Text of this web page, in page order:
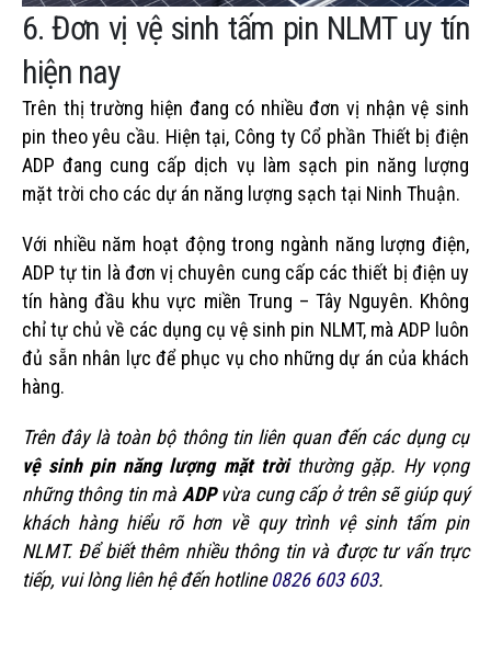
6. Đơn vị vệ sinh tấm pin NLMT uy tín
hiện nay
Trên thị trường hiện đang có nhiều đơn vị nhận vệ sinh
pin theo yêu cầu. Hiện tại, Công ty Cổ phần Thiết bị điện
ADP đang cung cấp dịch vụ làm sạch pin năng lượng
mặt trời cho các dự án năng lượng sạch tại Ninh Thuận.
Với nhiều năm hoạt động trong ngành năng lượng điện,
ADP tự tin là đơn vị chuyên cung cấp các thiết bị điện uy
tín hàng đầu khu vực miền Trung – Tây Nguyên. Không
chỉ tự chủ về các dụng cụ vệ sinh pin NLMT, mà ADP luôn
đủ sẵn nhân lực để phục vụ cho những dự án của khách
hàng.
Trên đây là toàn bộ thông tin liên quan đến các dụng cụ
vệ sinh pin năng lượng mặt trờithường gặp. Hy vọng
những thông tin mà ADPvừa cung cấp ở trên sẽ giúp quý
khách hàng hiểu rõ hơn về quy trình vệ sinh tấm pin
NLMT. Để biết thêm nhiều thông tin và được tư vấn trực
tiếp, vui lòng liên hệ đến hotline0826 603 603.